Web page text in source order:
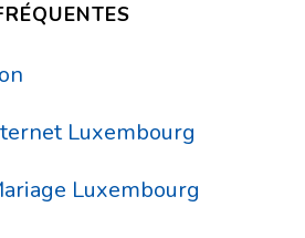
Luxembourg
Luxembourg